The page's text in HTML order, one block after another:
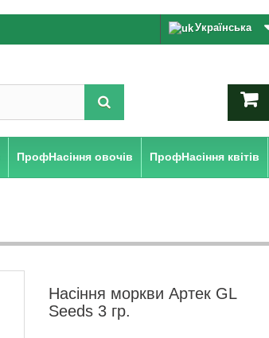
Українська
ПрофНасіння овочів ПрофНасіння квітів
Насіння моркви Артек GL
Seeds 3 гр.